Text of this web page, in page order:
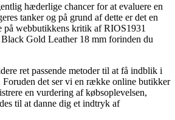
hæderlige chancer for at evaluere en
tanker og på grund af dette er det en
webbutikkens kritik af RIOS1931
Gold Leather 18 mm forinden du
ret passende metoder til at få indblik i
Foruden det ser vi en række online butikker
en vurdering af købsoplevelsen,
til at danne dig et indtryk af